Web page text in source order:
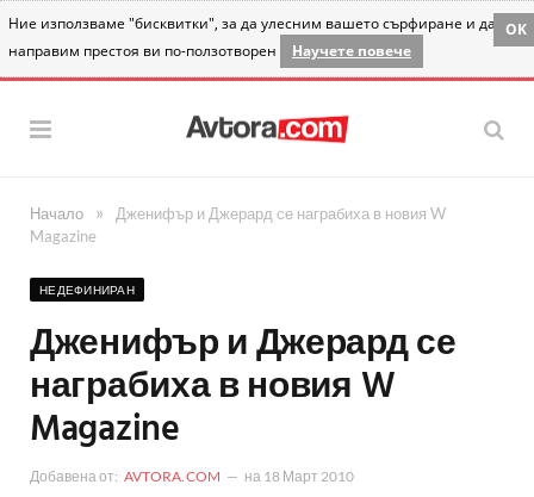
Ние използваме "бисквитки", за да улесним вашето сърфиране и да
направим престоя ви по-ползотворен
Научете повече
OK
Начало »
Дженифър и Джерард се награбиха в новия W
Magazine
НЕДЕФИНИРАН
Дженифър и Джерард се
награбиха в новия W
Magazine
Добавена от: AVTORA.COM на 18 Март 2010